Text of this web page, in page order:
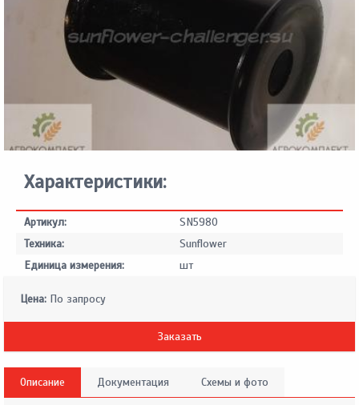
Характеристики:
Артикул:
SN5980
Техника:
Sunflower
Единица измерения:
шт
Цена: По запросу
Заказать
Описание Документация Схемы и фото